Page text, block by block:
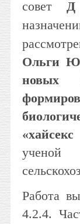
совет Д
Ольги
новых
Работа
4.2.4.